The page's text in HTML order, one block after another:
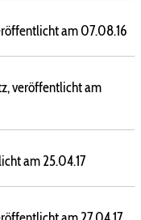
am 07.08.16
veröffentlicht am
am 25.04.17